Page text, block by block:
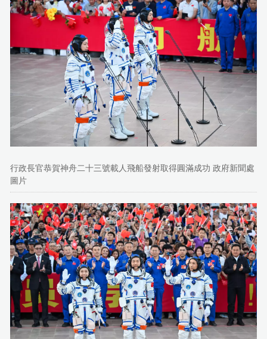
行政長官恭賀神舟二十三號載人飛船發射取得圓滿成功 政府新聞處
圖片